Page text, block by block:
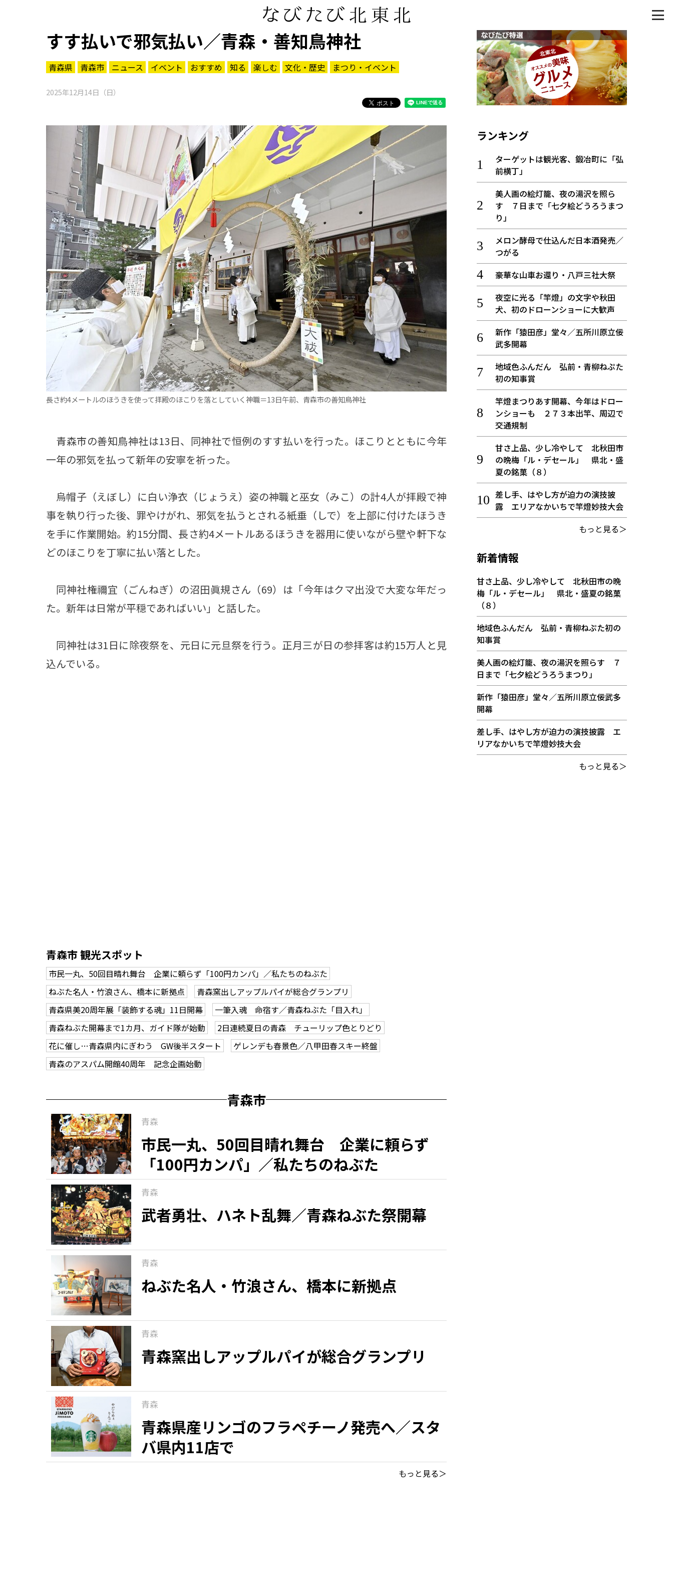
すす払いで邪気払い／青森・善知鳥神社
青森県 青森市 ニュース イベント おすすめ 知る 楽しむ 文化・歴史 まつり・イベント
2025年12月14日（日）
長さ約4メートルのほうきを使って拝殿のほこりを落としていく神職＝13日午前、青森市の善知鳥神社
青森市の善知鳥神社は13日、同神社で恒例のすす払いを行った。ほこりとともに今年
一年の邪気を払って新年の安寧を祈った。
烏帽子（えぼし）に白い浄衣（じょうえ）姿の神職と巫女（みこ）の計4人が拝殿で神
事を執り行った後、罪やけがれ、邪気を払うとされる紙垂（しで）を上部に付けたほうき
を手に作業開始。約15分間、長さ約4メートルあるほうきを器用に使いながら壁や軒下な
どのほこりを丁寧に払い落とした。
同神社権禰宜（ごんねぎ）の沼田眞規さん（69）は「今年はクマ出没で大変な年だっ
た。新年は日常が平穏であればいい」と話した。
同神社は31日に除夜祭を、元日に元旦祭を行う。正月三が日の参拝客は約15万人と見
込んでいる。
青森市 観光スポット
市民一丸、50回目晴れ舞台 企業に頼らず「100円カンパ」／私たちのねぶた
ねぶた名人・竹浪さん、橋本に新拠点
青森窯出しアップルパイが総合グランプリ
青森県美20周年展「装飾する魂」11日開幕
一筆入魂 命宿す／青森ねぶた「目入れ」
青森ねぶた開幕まで1カ月、ガイド隊が始動
2日連続夏日の青森 チューリップ色とりどり
花に催し…青森県内にぎわう GW後半スタート
ゲレンデも春景色／八甲田春スキー終盤
青森のアスパム開館40周年 記念企画始動
青森市
青森
市民一丸、50回目晴れ舞台 企業に頼らず
「100円カンパ」／私たちのねぶた
青森
武者勇壮、ハネト乱舞／青森ねぶた祭開幕
青森
ねぶた名人・竹浪さん、橋本に新拠点
青森
青森窯出しアップルパイが総合グランプリ
青森
青森県産リンゴのフラペチーノ発売へ／スタ
バ県内11店で
もっと見る＞
ランキング
ターゲットは観光客、鍛冶町に「弘
前横丁」
美人画の絵灯籠、夜の湯沢を照ら
す ７日まで「七夕絵どうろうまつ
り」
メロン酵母で仕込んだ日本酒発売／
つがる
豪華な山車お還り・八戸三社大祭
夜空に光る「竿燈」の文字や秋田
犬、初のドローンショーに大歓声
新作「猿田彦」堂々／五所川原立佞
武多開幕
地域色ふんだん 弘前・青柳ねぷた
初の知事賞
竿燈まつりあす開幕、今年はドロー
ンショーも ２７３本出竿、周辺で
交通規制
甘さ上品、少し冷やして 北秋田市
の晩梅「ル・デセール」 県北・盛
夏の銘菓（８）
差し手、はやし方が迫力の演技披
露 エリアなかいちで竿燈妙技大会
もっと見る＞
新着情報
甘さ上品、少し冷やして 北秋田市の晩
梅「ル・デセール」 県北・盛夏の銘菓
（８）
地域色ふんだん 弘前・青柳ねぷた初の
知事賞
美人画の絵灯籠、夜の湯沢を照らす ７
日まで「七夕絵どうろうまつり」
新作「猿田彦」堂々／五所川原立佞武多
開幕
差し手、はやし方が迫力の演技披露 エ
リアなかいちで竿燈妙技大会
もっと見る＞
パワースポット
まつり・イベント
おみやげ・特産
道の駅・産直
アウトドア・レジャー